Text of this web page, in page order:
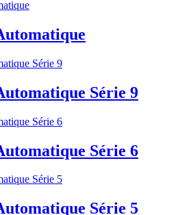
Série 9
Série 6
Série 5